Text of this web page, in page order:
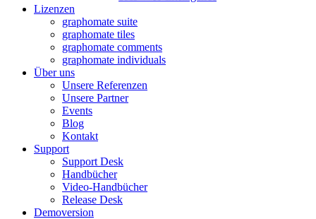
Lizenzen
graphomate suite
graphomate tiles
graphomate comments
graphomate individuals
Über uns
Unsere Referenzen
Unsere Partner
Events
Blog
Kontakt
Support
Support Desk
Handbücher
Video-Handbücher
Release Desk
Demoversion